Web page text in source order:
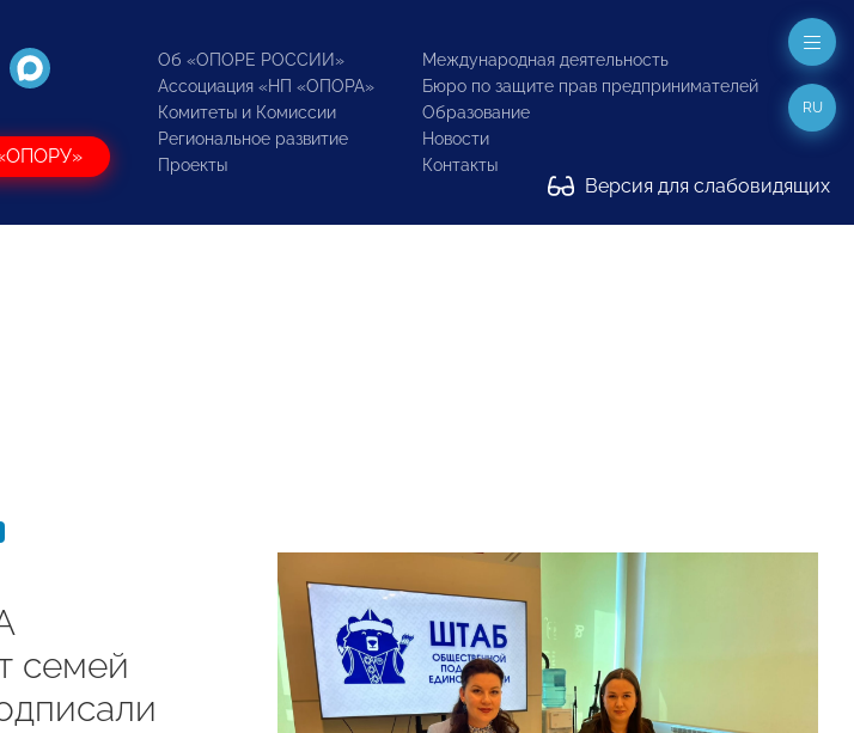
Об «ОПОРЕ РОССИИ»
Ассоциация «НП «ОПОРА»
Комитеты и Комиссии
Региональное развитие
Проекты
Международная деятельность
Бюро по защите прав предпринимателей
Образование
Новости
Контакты
Версия для слабовидящих
RU
семей